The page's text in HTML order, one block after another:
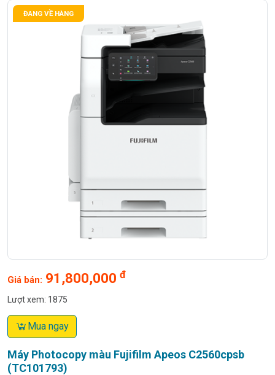
ĐANG VỀ HÀNG
Máy Photocopy màu Fujifilm Apeos C2560cpsb
(TC101793)
Giá bán: 91,800,000 đ
Lượt xem: 1875
Mua ngay